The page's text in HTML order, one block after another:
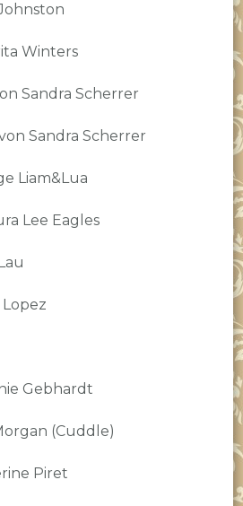
Winters
Sandra Scherrer
Sandra Scherrer
Liam&Lua
Lee Eagles
Lopez
Gebhardt
(Cuddle)
Piret